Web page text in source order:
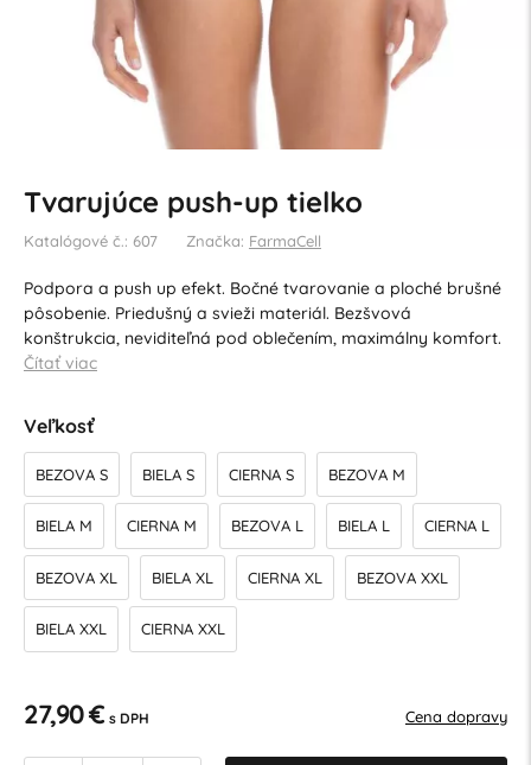
Tvarujúce push-up tielko
Katalógové č.: 607 Značka: FarmaCell
Podpora a push up efekt. Bočné tvarovanie a ploché brušné
pôsobenie. Priedušný a svieži materiál. Bezšvová
konštrukcia, neviditeľná pod oblečením, maximálny komfort.
Čítať viac
Veľkosť
BEZOVA S BIELA S CIERNA S BEZOVA M
BIELA M CIERNA M BEZOVA L BIELA L CIERNA L
BEZOVA XL BIELA XL CIERNA XL BEZOVA XXL
BIELA XXL CIERNA XXL
27,90 € s DPH Cena dopravy